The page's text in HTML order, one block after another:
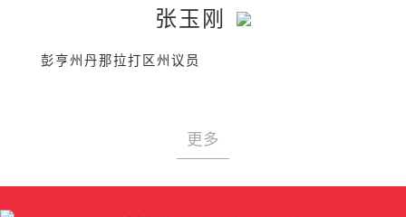
张玉刚
彭亨州丹那拉打区州议员
更多